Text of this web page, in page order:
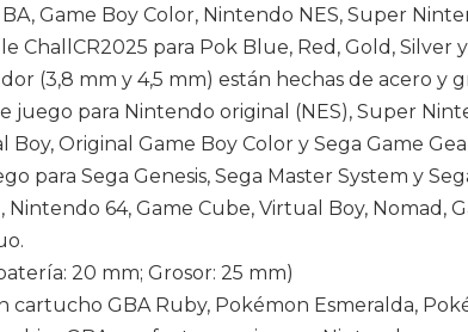
Game Boy Color, Nintendo NES, Super
ChallCR2025 para Pok Blue, Red, Gold, Silver
(3,8 mm y 4,5 mm) están hechas de acero y
juego para Nintendo original (NES), Super
Original Game Boy Color y Sega Game
para Sega Genesis, Sega Master System y
64, Game Cube, Virtual Boy, Nomad,
20 mm; Grosor: 25 mm)
cartucho GBA Ruby, Pokémon Esmeralda,